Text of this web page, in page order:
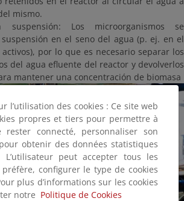
mismo.
Los microorganismos se
en el seno del agua (p. ej. en el
por lo que es necesario separar los
del agua efluente del reactor y devolverlos
mantener una concentración de biomasa
l’utilisation des cookies : Ce site web
propres et tiers pour permettre à
rester connecté, personnaliser son
obtenir des données statistiques
L’utilisateur peut accepter tous les
préfère, configurer le type de cookies
plus d’informations sur les cookies
notre Politique de Cookies